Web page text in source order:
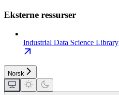
Eksterne ressurser
Industrial Data Science Library
Norsk